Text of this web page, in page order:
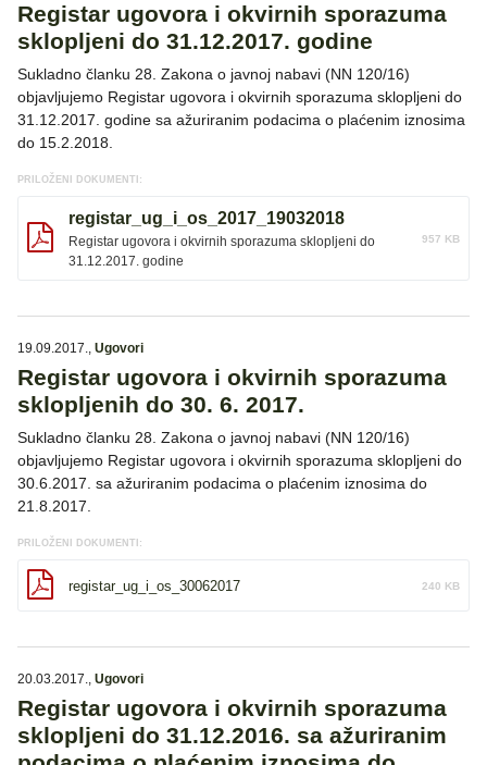
Registar ugovora i okvirnih sporazuma
sklopljeni do 31.12.2017. godine
Sukladno članku 28. Zakona o javnoj nabavi (NN 120/16)
objavljujemo Registar ugovora i okvirnih sporazuma sklopljeni do
31.12.2017. godine sa ažuriranim podacima o plaćenim iznosima
do 15.2.2018.
PRILOŽENI DOKUMENTI:
registar_ug_i_os_2017_19032018
Registar ugovora i okvirnih sporazuma sklopljeni do
31.12.2017. godine
957 KB
19.09.2017., Ugovori
Registar ugovora i okvirnih sporazuma
sklopljenih do 30. 6. 2017.
Sukladno članku 28. Zakona o javnoj nabavi (NN 120/16)
objavljujemo Registar ugovora i okvirnih sporazuma sklopljeni do
30.6.2017. sa ažuriranim podacima o plaćenim iznosima do
21.8.2017.
PRILOŽENI DOKUMENTI:
registar_ug_i_os_30062017 240 KB
20.03.2017., Ugovori
Registar ugovora i okvirnih sporazuma
sklopljeni do 31.12.2016. sa ažuriranim